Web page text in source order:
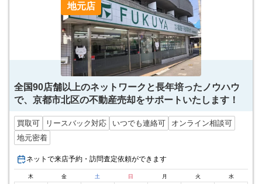
地元店
全国90店舗以上のネットワークと長年培ったノウハウ
で、京都市北区の不動産売却をサポートいたします！
買取可 リースバック対応 いつでも連絡可
オンライン相談可
地元密着
ネットで来店予約・訪問査定依頼ができます
木 金 土 日 月 火 水